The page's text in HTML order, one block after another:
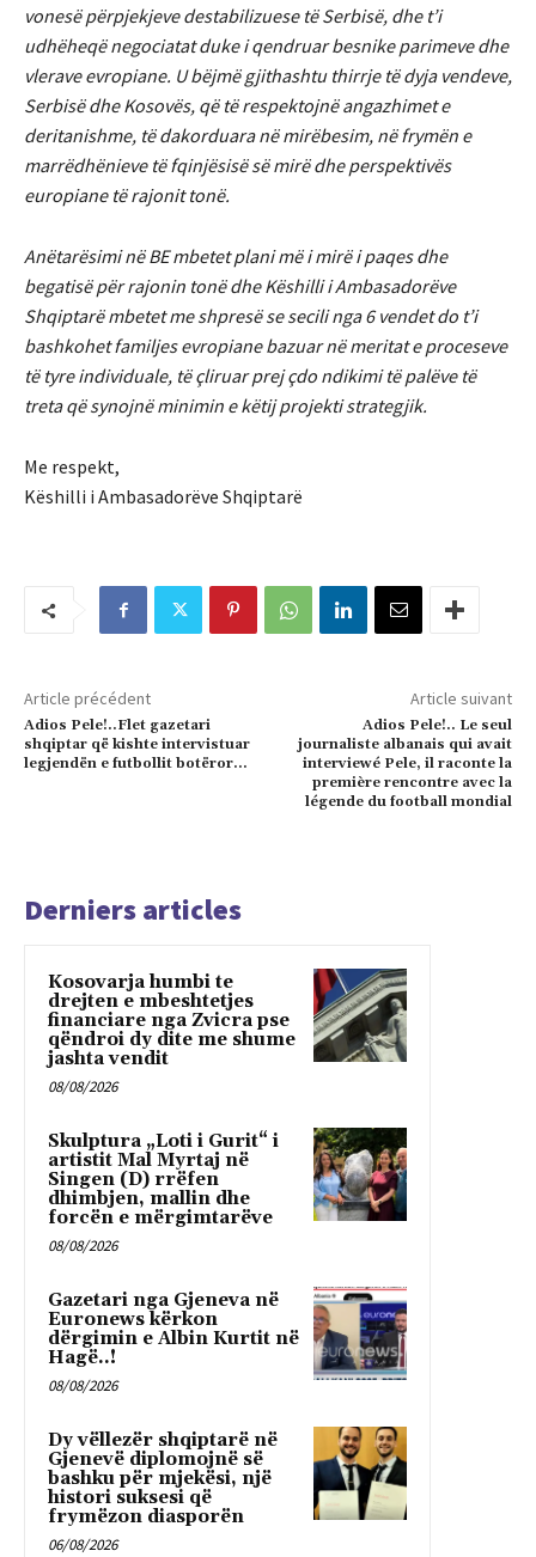
vonesë përpjekjeve destabilizuese të Serbisë, dhe t’i
udhëheqë negociatat duke i qendruar besnike parimeve dhe
vlerave evropiane. U bëjmë gjithashtu thirrje të dyja vendeve,
Serbisë dhe Kosovës, që të respektojnë angazhimet e
deritanishme, të dakorduara në mirëbesim, në frymën e
marrëdhënieve të fqinjësisë së mirë dhe perspektivës
europiane të rajonit tonë.
Anëtarësimi në BE mbetet plani më i mirë i paqes dhe
begatisë për rajonin tonë dhe Këshilli i Ambasadorëve
Shqiptarë mbetet me shpresë se secili nga 6 vendet do t’i
bashkohet familjes evropiane bazuar në meritat e proceseve
të tyre individuale, të çliruar prej çdo ndikimi të palëve të
treta që synojnë minimin e këtij projekti strategjik.
Me respekt,
Këshilli i Ambasadorëve Shqiptarë
Article précédent
Adios Pele!..Flet gazetari
shqiptar që kishte intervistuar
legjendën e futbollit botëror…
Article suivant
Adios Pele!.. Le seul
journaliste albanais qui avait
interviewé Pele, il raconte la
première rencontre avec la
légende du football mondial
Derniers articles
Kosovarja humbi te
drejten e mbeshtetjes
financiare nga Zvicra pse
qëndroi dy dite me shume
jashta vendit
08/08/2026
Skulptura „Loti i Gurit“ i
artistit Mal Myrtaj në
Singen (D) rrëfen
dhimbjen, mallin dhe
forcën e mërgimtarëve
08/08/2026
Gazetari nga Gjeneva në
Euronews kërkon
dërgimin e Albin Kurtit në
Hagë..!
08/08/2026
Dy vëllezër shqiptarë në
Gjenevë diplomojnë së
bashku për mjekësi, një
histori suksesi që
frymëzon diasporën
06/08/2026